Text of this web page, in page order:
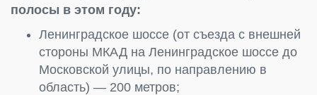
полосы в этом году:
Ленинградское шоссе (от съезда с внешней
стороны МКАД на Ленинградское шоссе до
Московской улицы, по направлению в
область) — 200 метров;